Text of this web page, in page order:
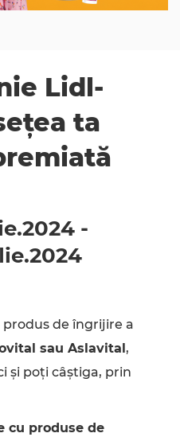
Lidl-
ta
.2024-
.2024
de îngrijire a
sau Aslavital,
și poți câștiga, prin
cu produse de